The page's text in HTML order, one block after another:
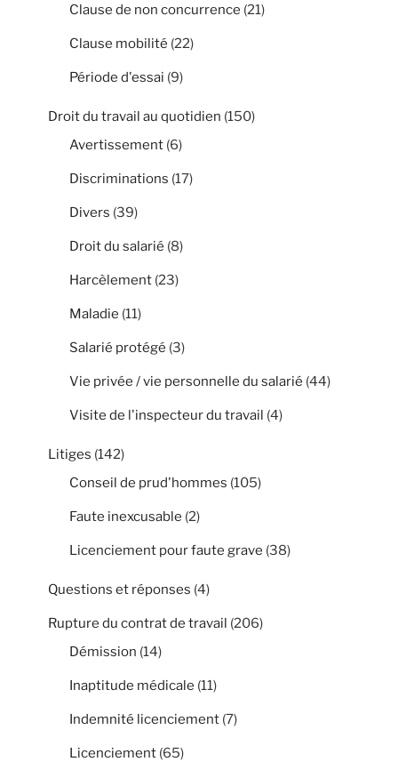
Clause de non concurrence (21)
Clause mobilité (22)
Période d'essai (9)
Droit du travail au quotidien (150)
Avertissement (6)
Discriminations (17)
Divers (39)
Droit du salarié (8)
Harcèlement (23)
Maladie (11)
Salarié protégé (3)
Vie privée / vie personnelle du salarié (44)
Visite de l'inspecteur du travail (4)
Litiges (142)
Conseil de prud'hommes (105)
Faute inexcusable (2)
Licenciement pour faute grave (38)
Questions et réponses (4)
Rupture du contrat de travail (206)
Démission (14)
Inaptitude médicale (11)
Indemnité licenciement (7)
Licenciement (65)